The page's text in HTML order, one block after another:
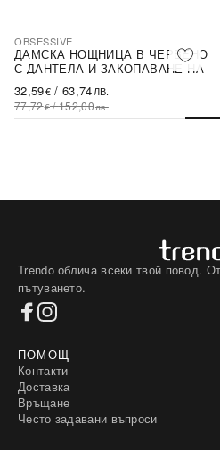
-58% SALE
OBSESSIVE
ДАМСКА НОЩНИЦА В ЧЕРВЕНО
С ДАНТЕЛА И ЗАКОПАВАНЕ НА
32,59€/ 63,74ЛВ.
77,72€/152,00лв.
Trendo облича всеки твой повод.
пътуването.
ПОМОЩ
Контакти
Доставка
Връщане
Често задавани въпроси